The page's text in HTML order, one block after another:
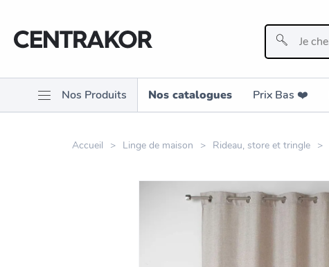
Nos Produits Nos catalogues Prix Bas ❤️️
Accueil Linge de maison Rideau, store et tringle